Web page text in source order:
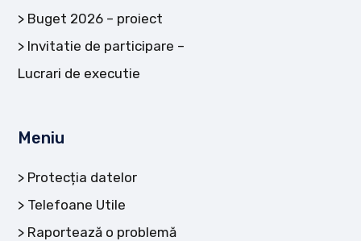
Buget 2026 – proiect
Invitatie de participare –
Lucrari de executie
Meniu
Protecția datelor
Telefoane Utile
Raportează o problemă